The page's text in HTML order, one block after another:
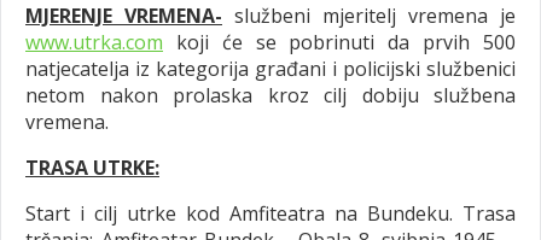
MJERENJE VREMENA- službeni mjeritelj vremena je
www.utrka.com koji će se pobrinuti da prvih 500
natjecatelja iz kategorija građani i policijski službenici
netom nakon prolaska kroz cilj dobiju službena
vremena.
TRASA UTRKE:
Start i cilj utrke kod Amfiteatra na Bundeku. Trasa